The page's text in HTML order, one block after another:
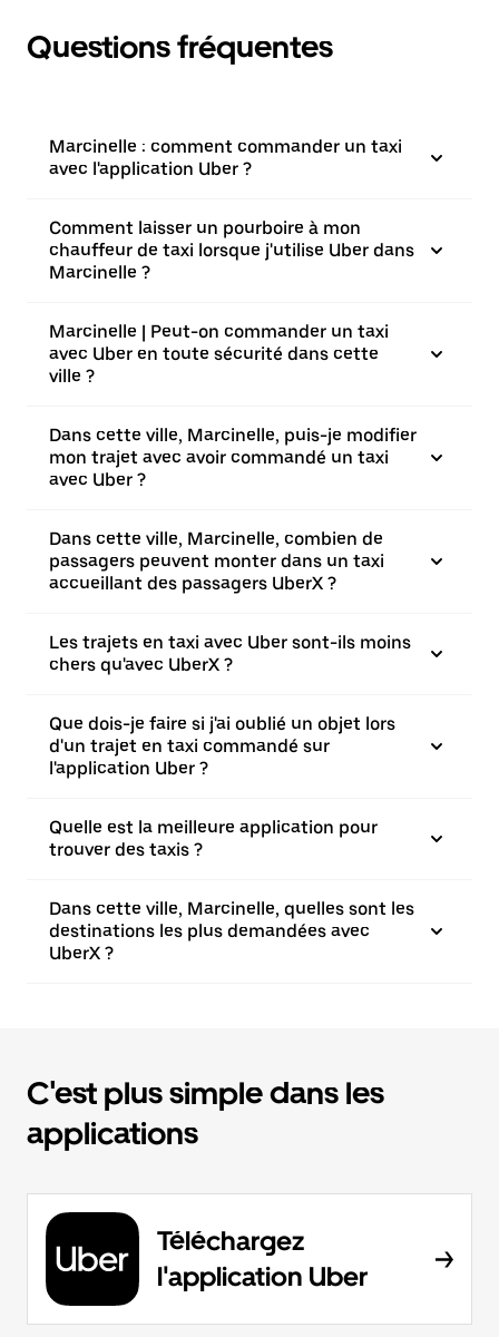
Questions fréquentes
Marcinelle : comment commander un taxi
avec l'application Uber ?
Comment laisser un pourboire à mon
chauffeur de taxi lorsque j'utilise Uber dans
Marcinelle ?
Marcinelle | Peut-on commander un taxi
avec Uber en toute sécurité dans cette
ville ?
Dans cette ville, Marcinelle, puis-je modifier
mon trajet avec avoir commandé un taxi
avec Uber ?
Dans cette ville, Marcinelle, combien de
passagers peuvent monter dans un taxi
accueillant des passagers UberX ?
Les trajets en taxi avec Uber sont-ils moins
chers qu'avec UberX ?
Que dois-je faire si j'ai oublié un objet lors
d'un trajet en taxi commandé sur
l'application Uber ?
Quelle est la meilleure application pour
trouver des taxis ?
Dans cette ville, Marcinelle, quelles sont les
destinations les plus demandées avec
UberX ?
C'est plus simple dans les
applications
Téléchargez
l'application Uber